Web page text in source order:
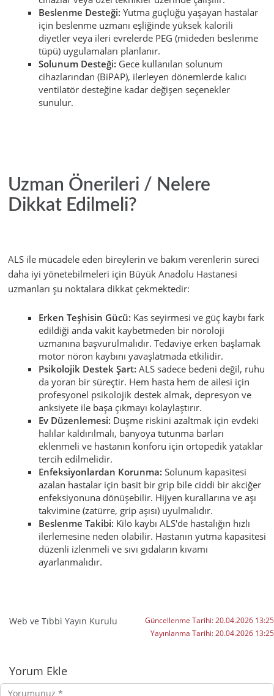
Beslenme Desteği: Yutma güçlüğü yaşayan hastalar
için beslenme uzmanı eşliğinde yüksek kalorili
diyetler veya ileri evrelerde PEG (mideden beslenme
tüpü) uygulamaları planlanır.
Solunum Desteği: Gece kullanılan solunum
cihazlarından (BiPAP), ilerleyen dönemlerde kalıcı
ventilatör desteğine kadar değişen seçenekler
sunulur.
Uzman Önerileri / Nelere
Dikkat Edilmeli?
ALS ile mücadele eden bireylerin ve bakım verenlerin süreci
daha iyi yönetebilmeleri için Büyük Anadolu Hastanesi
uzmanları şu noktalara dikkat çekmektedir:
Erken Teşhisin Gücü: Kas seyirmesi ve güç kaybı fark
edildiği anda vakit kaybetmeden bir nöroloji
uzmanına başvurulmalıdır. Tedaviye erken başlamak
motor nöron kaybını yavaşlatmada etkilidir.
Psikolojik Destek Şart: ALS sadece bedeni değil, ruhu
da yoran bir süreçtir. Hem hasta hem de ailesi için
profesyonel psikolojik destek almak, depresyon ve
anksiyete ile başa çıkmayı kolaylaştırır.
Ev Düzenlemesi: Düşme riskini azaltmak için evdeki
halılar kaldırılmalı, banyoya tutunma barları
eklenmeli ve hastanın konforu için ortopedik yataklar
tercih edilmelidir.
Enfeksiyonlardan Korunma: Solunum kapasitesi
azalan hastalar için basit bir grip bile ciddi bir akciğer
enfeksiyonuna dönüşebilir. Hijyen kurallarına ve aşı
takvimine (zatürre, grip aşısı) uyulmalıdır.
Beslenme Takibi: Kilo kaybı ALS'de hastalığın hızlı
ilerlemesine neden olabilir. Hastanın yutma kapasitesi
düzenli izlenmeli ve sıvı gıdaların kıvamı
ayarlanmalıdır.
Web ve Tıbbi Yayın Kurulu Güncellenme Tarihi:20.04.2026 13:25
Yayınlanma Tarihi:20.04.2026 13:25
Yorumlar
Yorum Ekle
Yorumunuz